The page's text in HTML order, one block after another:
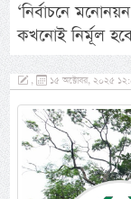
‘নির্বাচনে
কখনোই নির্মূল
, ১৫ অক্টোবর, ২০২৫